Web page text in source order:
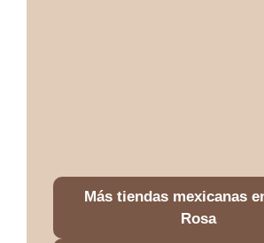
Más tiendas mexicanas
Rosa